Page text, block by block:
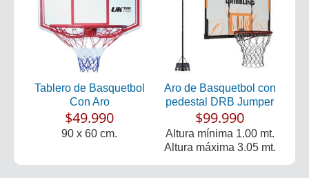
Tablero de Basquetbol
Con Aro
$49.990
90 x 60 cm.
Aro de Basquetbol con
pedestal DRB Jumper
$99.990
Altura mínima 1.00 mt.
Altura máxima 3.05 mt.